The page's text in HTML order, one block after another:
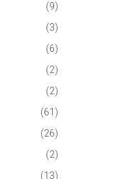
(9)
(3)
(6)
(2)
(2)
(61)
(26)
(2)
(13)